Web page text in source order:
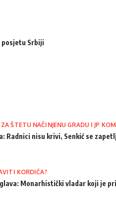
posjetu Srbiji
ŠTETU NAČINJENU GRADU I JP
Radnici nisu krivi, Senkić se
KORDIĆA?
Monarhistički vladar koji je